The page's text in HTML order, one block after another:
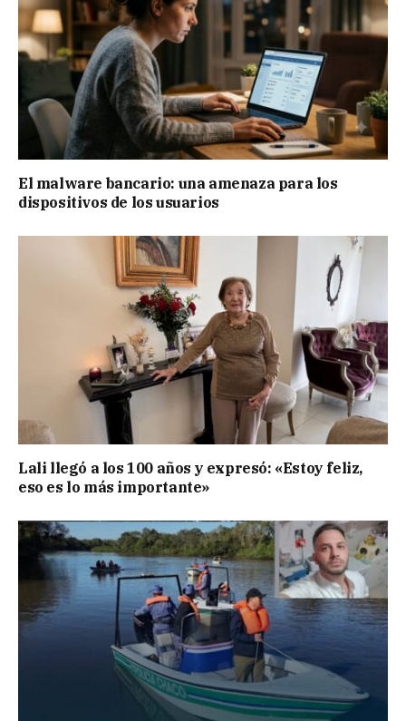
El malware bancario: una amenaza para los
dispositivos de los usuarios
Lali llegó a los 100 años y expresó: «Estoy feliz,
eso es lo más importante»